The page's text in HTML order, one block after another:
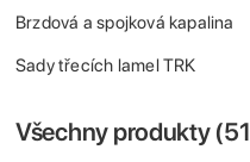
Brzdová a spojková kapalina
Sady třecích lamel TRK
Všechny produkty (51